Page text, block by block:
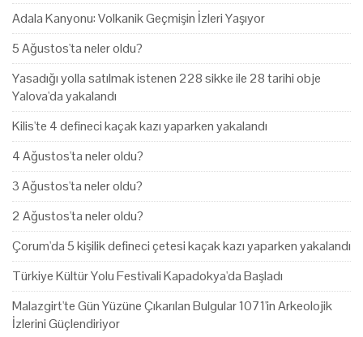
Adala Kanyonu: Volkanik Geçmişin İzleri Yaşıyor
5 Ağustos'ta neler oldu?
Yasadığı yolla satılmak istenen 228 sikke ile 28 tarihi obje
Yalova'da yakalandı
Kilis'te 4 defineci kaçak kazı yaparken yakalandı
4 Ağustos'ta neler oldu?
3 Ağustos'ta neler oldu?
2 Ağustos'ta neler oldu?
Çorum'da 5 kişilik defineci çetesi kaçak kazı yaparken yakalandı
Türkiye Kültür Yolu Festivali Kapadokya'da Başladı
Malazgirt'te Gün Yüzüne Çıkarılan Bulgular 1071'in Arkeolojik
İzlerini Güçlendiriyor